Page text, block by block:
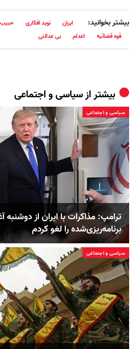
بیشتر بخوانید: ایران نوید افکاری حبیب
قوه قضائیه
اعدام بی عدالتی
بیشتر ازسیاسی و اجتماعی
سیاسی و اجتماعی
ترامپ: مذاکرات با ایران از
برنامه‌ریزی‌شده را لغو کردم
سیاسی و اجتماعی